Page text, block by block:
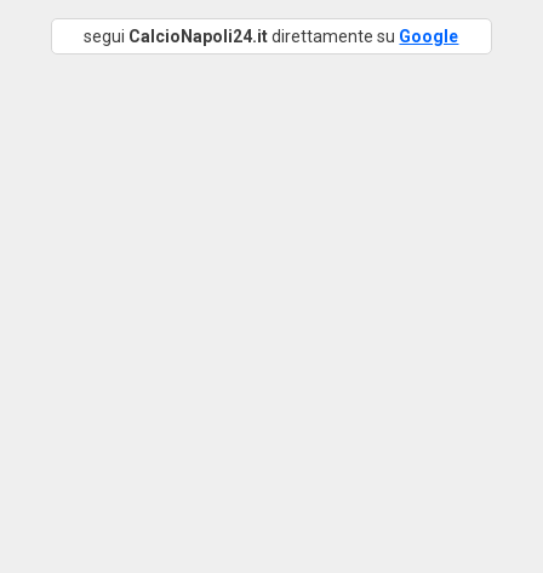
segui CalcioNapoli24.itdirettamente su Google